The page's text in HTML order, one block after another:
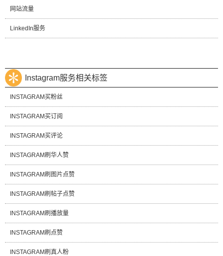
网站流量
LinkedIn服务
Instagram服务相关标签
INSTAGRAM买粉丝
INSTAGRAM买订阅
INSTAGRAM买评论
INSTAGRAM刷华人赞
INSTAGRAM刷图片点赞
INSTAGRAM刷帖子点赞
INSTAGRAM刷播放量
INSTAGRAM刷点赞
INSTAGRAM刷真人粉